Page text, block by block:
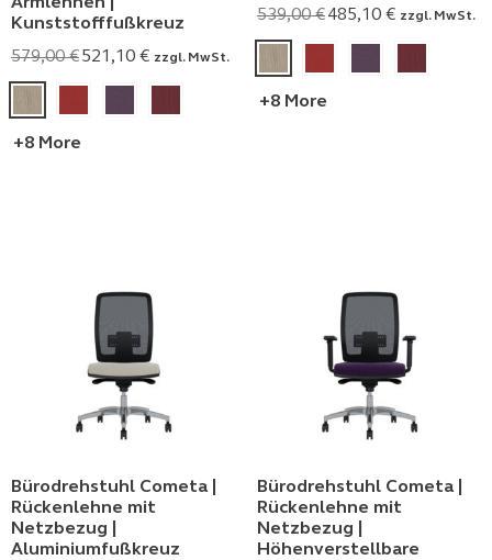
Kunststofffußkreuz
579,00€521,10 € zzgl. MwSt.
+8 More
539,00€485,10 € zzgl. MwSt.
+8 More
Bürodrehstuhl Cometa |
Rückenlehne mit
Netzbezug |
Aluminiumfußkreuz
Bürodrehstuhl Cometa |
Rückenlehne mit
Netzbezug |
Höhenverstellbare